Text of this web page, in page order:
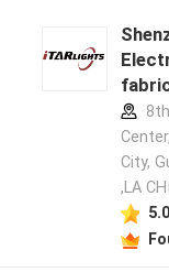
City,
,LA
5.0